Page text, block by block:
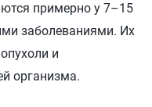
примерно у 7–15
заболеваниями. Их
и
организма.